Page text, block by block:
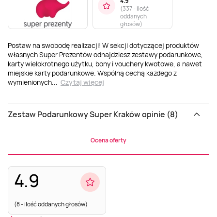
dekoltu + maska(60
Kraków
Mia
Kraków
Voucher do
Restauracji
Tesla Model X - 15
minut za kierownicą
Poznań, Wrocław, Łódź,
Radom
Wieczorny rejs z
drinkiem po Wiśle
Postaw na swobodę realizacji! W sekcji dotyczącej produktów
własnych Super Prezentów odnajdziesz zestawy podarunkowe,
karty wielokrotnego użytku, bony i vouchery kwotowe, a nawet
miejskie karty podarunkowe. Wspólną cechą każdego z
wymienionych
Czytaj więcej
(337 - ilość
oddanych
głosów)
Zestaw Podarunkowy Super Kraków opinie (8)
Ocena oferty
4.9
(8 - ilość oddanych głosów)